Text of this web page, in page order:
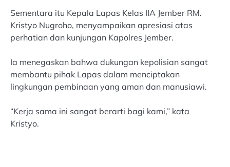
Sementara itu Kepala Lapas Kelas IIA Jember RM.
Kristyo Nugroho, menyampaikan apresiasi atas
perhatian dan kunjungan Kapolres Jember.
Ia menegaskan bahwa dukungan kepolisian sangat
membantu pihak Lapas dalam menciptakan
lingkungan pembinaan yang aman dan manusiawi.
“Kerja sama ini sangat berarti bagi kami,” kata
Kristyo.